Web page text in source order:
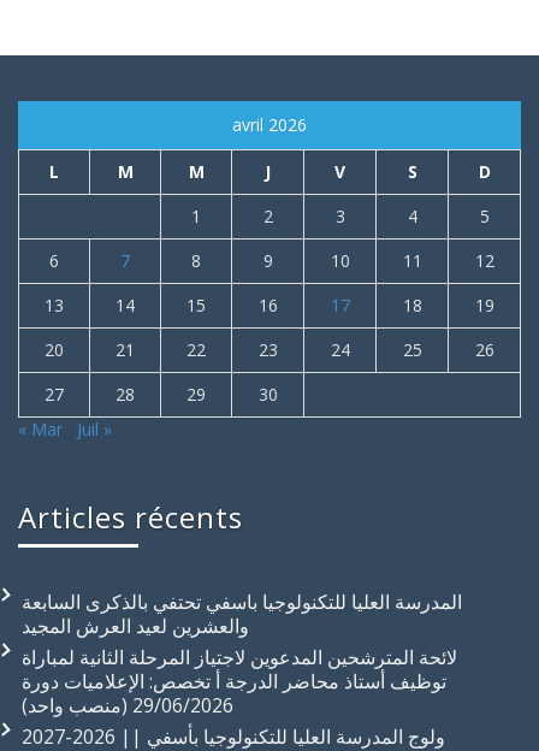
avril 2026
L M M J V S
D
1
2 3 4
5
6
7 8 9 10 11
12
13
14 15 16 17 18
19
20
21 22 23 24 25
26
27
28 29
30
« Mar
Juil »
Articles récents
المدرسة العليا للتكنولوجيا باسفي تحتفي بالذكرى السابعة
والعشرين لعيد العرش المجيد
لائحة المترشحين المدعوين لاجتياز المرحلة الثانية لمباراة
توظيف أستاذ محاضر الدرجة أ تخصص: الإعلاميات دورة
29/06/2026 (منصب واحد)
ولوج المدرسة العليا للتكنولوجيا بأسفي || 2026-2027